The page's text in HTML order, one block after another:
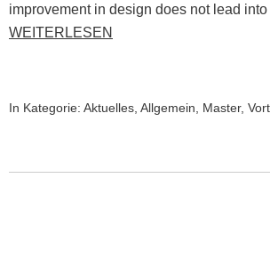
improvement in design does not lead
WEITERLESEN
In Kategorie: Aktuelles Allgemein Master,